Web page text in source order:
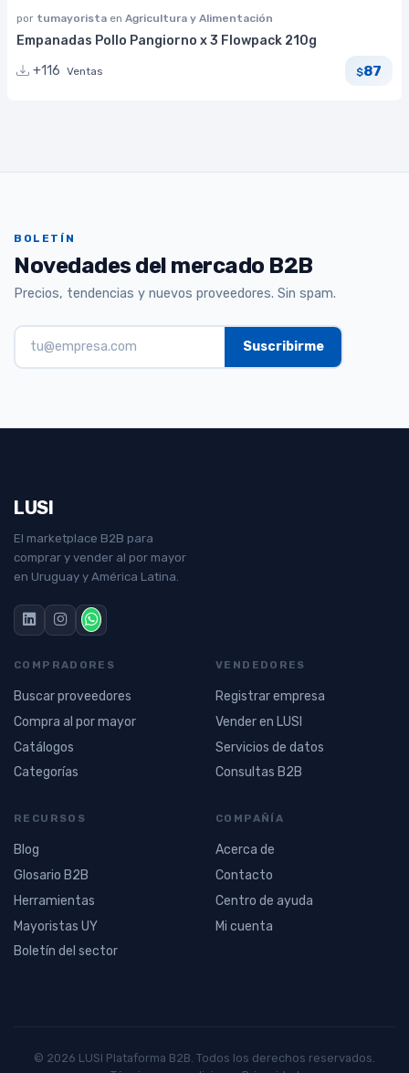
por tumayorista en Agricultura y Alimentación
Empanadas Pollo Pangiorno x 3 Flowpack 210g
+116 Ventas $87
BOLETÍN
Novedades del mercado B2B
Precios, tendencias y nuevos proveedores. Sin spam.
LUSI
El marketplace B2B para
comprar y vender al por mayor
en Uruguay y América Latina.
COMPRADORES
Buscar proveedores
Compra al por mayor
Catálogos
Categorías
VENDEDORES
Registrar empresa
Vender en LUSI
Servicios de datos
Consultas B2B
RECURSOS
Blog
Glosario B2B
Herramientas
Mayoristas UY
Boletín del sector
COMPAÑÍA
Acerca de
Contacto
Centro de ayuda
Mi cuenta
© 2026 LUSI Plataforma B2B. Todos los derechos reservados.